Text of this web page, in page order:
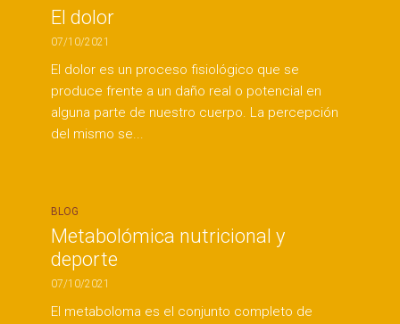
El dolor
07/10/2021
El dolor es un proceso fisiológico que se
produce frente a un daño real o potencial en
alguna parte de nuestro cuerpo. La percepción
del mismo se...
BLOG
Metabolómica nutricional y
deporte
07/10/2021
El metaboloma es el conjunto completo de